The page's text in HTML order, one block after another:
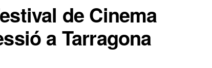
de Cinema
a Tarragona